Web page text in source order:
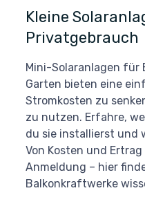
Kleine
Privatgebrauch
Mini-Solaranlagen für
Garten bieten eine
Stromkosten zu
zu nutzen. Erfahre,
du sie installierst und
Von Kosten und
Anmeldung – hier
Balkonkraftwerke